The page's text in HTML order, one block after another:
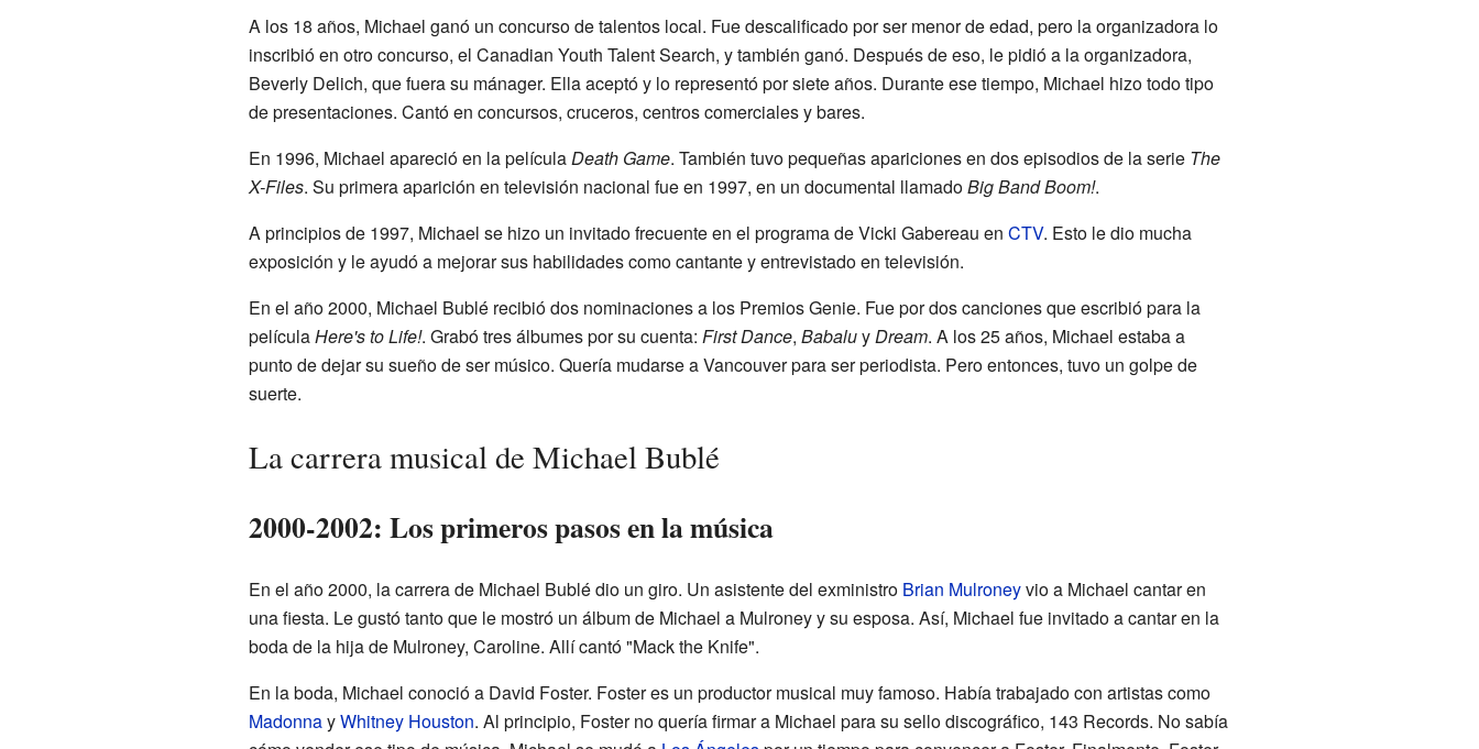
A los 18 años, Michael ganó un concurso de talentos local. Fue descalificado por ser menor de edad, pero la organizadora lo
inscribió en otro concurso, el Canadian Youth Talent Search, y también ganó. Después de eso, le pidió a la organizadora,
Beverly Delich, que fuera su mánager. Ella aceptó y lo representó por siete años. Durante ese tiempo, Michael hizo todo tipo
de presentaciones. Cantó en concursos, cruceros, centros comerciales y bares.
En 1996, Michael apareció en la películaDeath Game. También tuvo pequeñas apariciones en dos episodios de la serie The
X-Files. Su primera aparición en televisión nacional fue en 1997, en un documental llamadoBig Band Boom!.
A principios de 1997, Michael se hizo un invitado frecuente en el programa de Vicki Gabereau en CTV. Esto le dio mucha
exposición y le ayudó a mejorar sus habilidades como cantante y entrevistado en televisión.
En el año 2000, Michael Bublé recibió dos nominaciones a los Premios Genie. Fue por dos canciones que escribió para la
películaHere's to Life!. Grabó tres álbumes por su cuenta: First Dance, BabaluyDream. A los 25 años, Michael estaba a
punto de dejar su sueño de ser músico. Quería mudarse a Vancouver para ser periodista. Pero entonces, tuvo un golpe de
suerte.
La carrera musical de Michael Bublé
2000-2002: Los primeros pasos en la música
En el año 2000, la carrera de Michael Bublé dio un giro. Un asistente del exministro Brian Mulroneyvio a Michael cantar en
una fiesta. Le gustó tanto que le mostró un álbum de Michael a Mulroney y su esposa. Así, Michael fue invitado a cantar en la
boda de la hija de Mulroney, Caroline. Allí cantó "Mack the Knife".
En la boda, Michael conoció a David Foster. Foster es un productor musical muy famoso. Había trabajado con artistas como
MadonnayWhitney Houston. Al principio, Foster no quería firmar a Michael para su sello discográfico, 143 Records. No sabía